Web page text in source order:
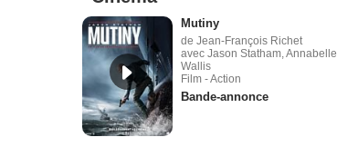
Mutiny
de Jean-François Richet
avec Jason Statham, Annabelle
Wallis
Film - Action
Bande-annonce